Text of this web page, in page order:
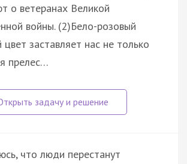
о ветеранах Великой
войны. (2)Бело-розовый
заставляет нас не только
прелес…
что люди перестанут